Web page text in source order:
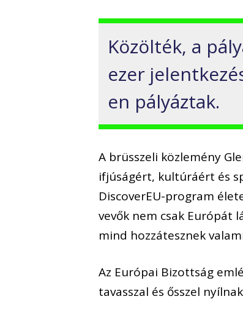
Közölték, a
ezer
en pályáztak.
A brüsszeli közlemény
ifjúságért, kultúráért és
DiscoverEU-program
vevők nem csak Európát
mind hozzátesznek
Az Európai Bizottság
tavasszal és ősszel